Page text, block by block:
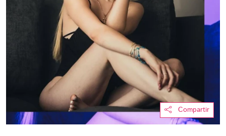
Compartir